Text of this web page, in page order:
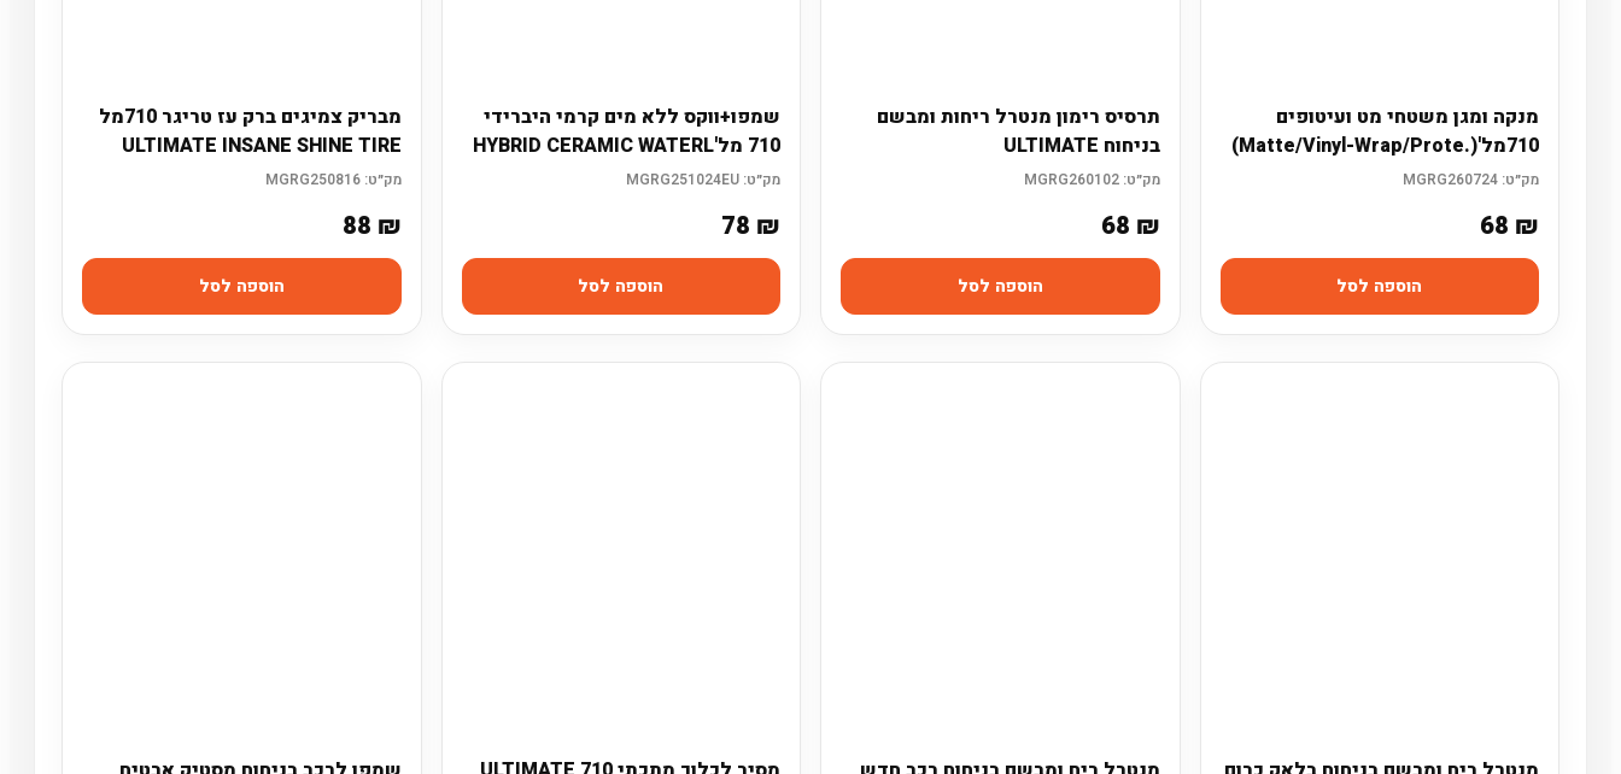
מנקה ומגן משטחי מט ועיטופים
710מל'(.Matte/Vinyl-Wrap/Prote)
מק״ט:
68 ₪
הוספה לסל
תרסיס רימון מנטרל ריחות ומבשם
בניחוח ULTIMATE
מק״ט: MGRG260102
68 ₪
הוספה לסל
שמפו+ווקס ללא מים קרמי היברידי
710 מל'HYBRID CERAMIC WATERL
מק״ט:
78 ₪
הוספה לסל
מבריק צמיגים ברק עז טריגר 710מל
ULTIMATE INSANE SHINE TIRE
מק״ט: MGRG250816
88 ₪
הוספה לסל